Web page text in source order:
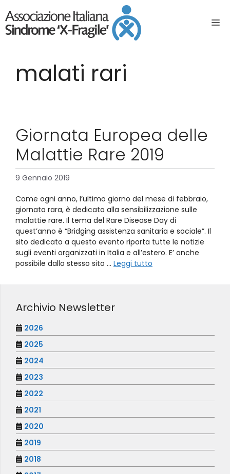
malati rari
Giornata Europea delle
Malattie Rare 2019
9 Gennaio 2019
Come ogni anno, l’ultimo giorno del mese di febbraio,
giornata rara, è dedicato alla sensibilizzazione sulle
malattie rare. Il tema del Rare Disease Day di
quest’anno è “Bridging assistenza sanitaria e sociale”. Il
sito dedicato a questo evento riporta tutte le notizie
sugli eventi organizzati in Italia e all’estero. E’ anche
possibile dallo stesso sito … Leggi tutto
Archivio Newsletter
2026
2025
2024
2023
2022
2021
2020
2019
2018